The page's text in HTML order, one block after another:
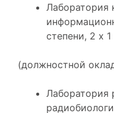
Лаборатория
степени, 2 х
(должностной
Лаборатория